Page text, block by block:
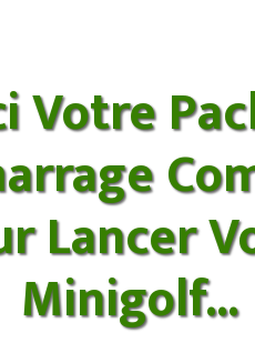
Votre
Lancer
Minigolf...